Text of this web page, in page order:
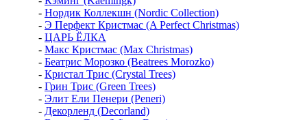
- Нордик Коллекшн (Nordic Collection)
- Э Перфект Кристмас (A Perfect Christmas)
- ЦАРЬ ЁЛКА
- Макс Кристмас (Max Christmas)
- Беатрис Морозко (Beatrees Morozko)
- Кристал Трис (Crystal Trees)
- Грин Трис (Green Trees)
- Элит Ели Пенери (Peneri)
- Декорленд (Decorland)